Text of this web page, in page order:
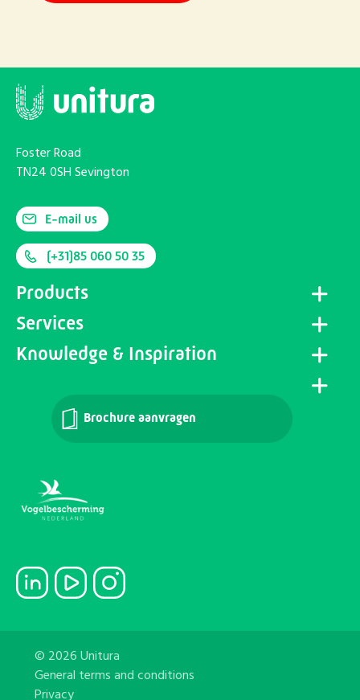
Foster Road
TN24 0SH Sevington
E-mail us
(+31)85 060 50 35
Products
Services
Knowledge & Inspiration
Brochure aanvragen
© 2026 Unitura
General terms and conditions
Privacy